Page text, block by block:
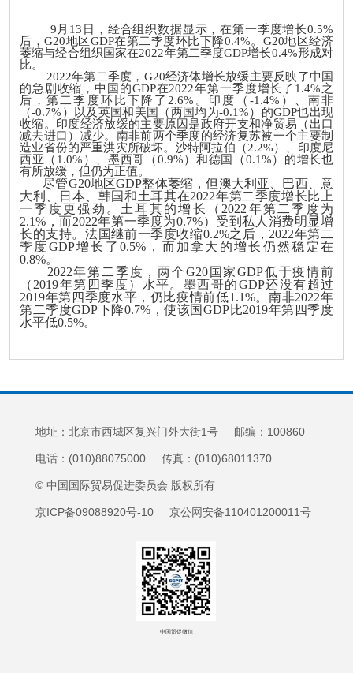
9月13日，经合组织数据显示，在第一季度增长0.5%
后，G20地区GDP在第二季度环比下降0.4%。G20地区经济
萎缩与经合组织国家在2022年第二季度GDP增长0.4%形成对
比。
2022年第二季度，G20经济体增长放缓主要反映了中国
的急剧收缩，中国的GDP在2022年第一季度增长了1.4%之
后，第二季度环比下降了2.6%。印度（-1.4%）、南非
（-0.7%）以及英国和美国（两国均为-0.1%）的GDP也出现
收缩。印度经济放缓的主要原因是政府开支和净贸易（出口
减去进口）减少。南非前两个季度的经济复苏被一个主要制
造业省份的严重洪灾所破坏。沙特阿拉伯（2.2%）、印度尼
西亚（1.0%）、墨西哥（0.9%）和德国（0.1%）的增长也
有所放缓，但仍为正值。
尽管G20地区GDP整体萎缩，但澳大利亚、巴西、意
大利、日本、韩国和土耳其在2022年第二季度增长比上
一季度更强劲。土耳其的增长（2022年第二季度为
2.1%，而2022年第一季度为0.7%）受到私人消费明显增
长的支持。法国继前一季度收缩0.2%之后，2022年第二
季度GDP增长了0.5%，而加拿大的增长仍然稳定在
0.8%。
2022年第二季度，两个G20国家GDP低于疫情前
（2019年第四季度）水平。墨西哥的GDP还没有超过
2019年第四季度水平，仍比疫情前低1.1%。南非2022年
第二季度GDP下降0.7%，使该国GDP比2019年第四季度
水平低0.5%。
地址：北京市西城区复兴门外大街1号 邮编：100860
电话：(010)88075000 传真：(010)68011370
© 中国国际贸易促进委员会 版权所有
京ICP备09088920号-10 京公网安备110401200011号
中国贸促微信